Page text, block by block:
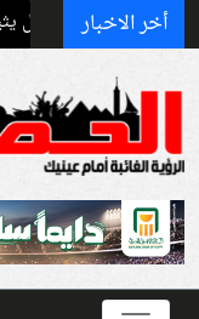
أخر الاخبار
مع إسرائيل يثير